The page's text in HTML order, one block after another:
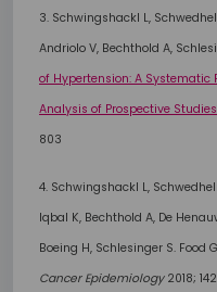
3. Schwingshackl L,
Andriolo V, Bechthold A,
of Hypertension: A Systematic
Analysis of Prospective Studies
803
4. Schwingshackl L,
Iqbal K, Bechthold A, De
Boeing H, Schlesinger S. Food
Cancer Epidemiology2018;